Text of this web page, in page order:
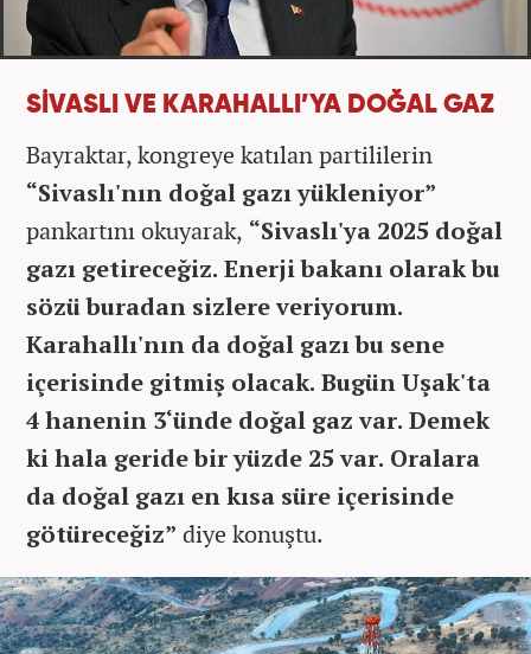
SİVASLI VE KARAHALLI’YA DOĞAL GAZ
Bayraktar, kongreye katılan partililerin
“Sivaslı'nın doğal gazı yükleniyor”
pankartını okuyarak, “Sivaslı'ya 2025 doğal
gazı getireceğiz. Enerji bakanı olarak bu
sözü buradan sizlere veriyorum.
Karahallı'nın da doğal gazı bu sene
içerisinde gitmiş olacak. Bugün Uşak'ta
4 hanenin 3‘ünde doğal gaz var. Demek
ki hala geride bir yüzde 25 var. Oralara
da doğal gazı en kısa süre içerisinde
götüreceğiz” diye konuştu.